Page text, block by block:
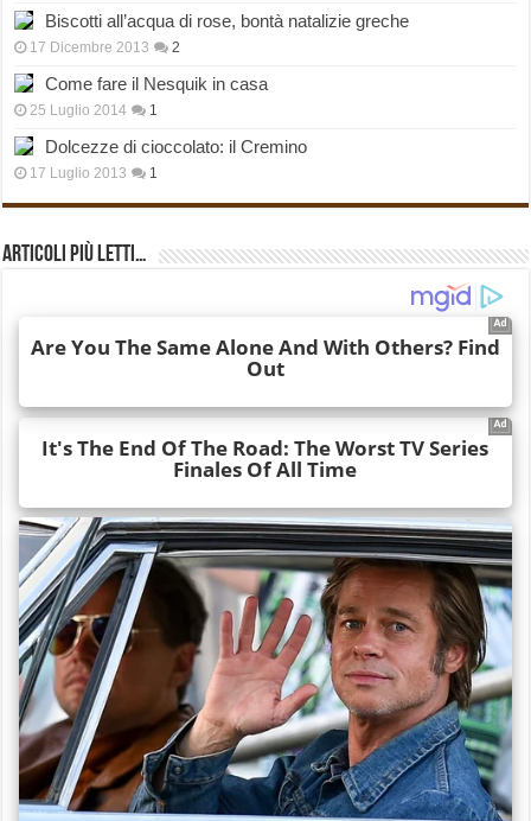
Biscotti all’acqua di rose, bontà natalizie greche
17 Dicembre 2013 2
Come fare il Nesquik in casa
25 Luglio 2014 1
Dolcezze di cioccolato: il Cremino
17 Luglio 2013 1
Articoli più Letti…